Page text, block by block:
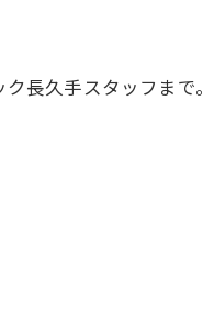
長久手スタッフまで。